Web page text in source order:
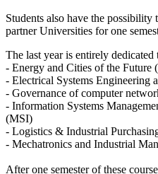
Students also have the
partner Universities for one
The last year is entirely dedicated
- Energy and Cities of the Future
- Electrical Systems Engineering
- Governance of computer
- Information Systems
(MSI)
- Logistics & Industrial
- Mechatronics and Industrial
After one semester of these